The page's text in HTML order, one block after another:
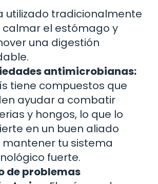
utilizado tradicionalmente
el estómago y
una digestión
antimicrobianas:
tiene compuestos que
ayudar a combatir
y hongos, lo que lo
en un buen aliado
tu sistema
fuerte.
de problemas